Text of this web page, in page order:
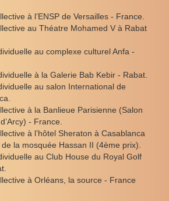
à l’ENSP de Versailles - France.
au Théatre Mohamed V à Rabat
au complexe culturel Anfa -
à la Galerie Bab Kebir - Rabat.
au salon International de
à la Banlieue Parisienne (Salon
- France.
à l’hôtel Sheraton à Casablanca
la mosquée Hassan II (4ème prix).
au Club House du Royal Golf
à Orléans, la source - France